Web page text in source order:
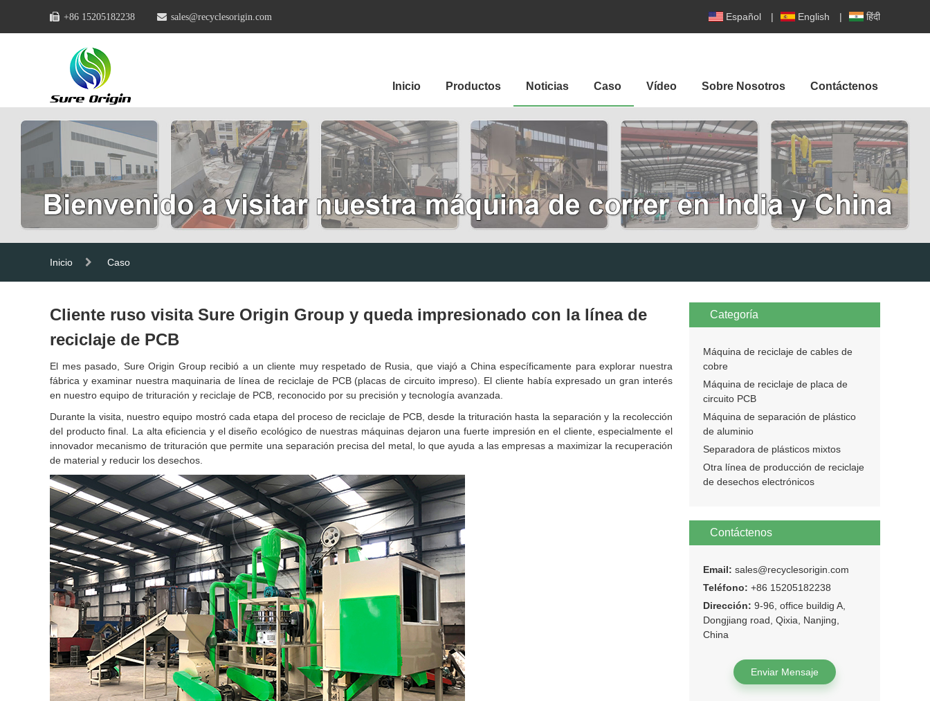
+86 15205182238 sales@recyclesorigin.com Español | English | हिंदी
Inicio Productos Noticias Caso Vídeo Sobre Nosotros Contáctenos
Inicio Caso
Cliente ruso visita Sure Origin Group y queda impresionado con la línea de
reciclaje de PCB
El mes pasado, Sure Origin Group recibió a un cliente muy respetado de Rusia, que viajó a China específicamente para explorar nuestra
fábrica y examinar nuestra maquinaria de línea de reciclaje de PCB (placas de circuito impreso). El cliente había expresado un gran interés
en nuestro equipo de trituración y reciclaje de PCB, reconocido por su precisión y tecnología avanzada.
Durante la visita, nuestro equipo mostró cada etapa del proceso de reciclaje de PCB, desde la trituración hasta la separación y la recolección
del producto final. La alta eficiencia y el diseño ecológico de nuestras máquinas dejaron una fuerte impresión en el cliente, especialmente el
innovador mecanismo de trituración que permite una separación precisa del metal, lo que ayuda a las empresas a maximizar la recuperación
de material y reducir los desechos.
Categoría
Máquina de reciclaje de cables de
cobre
Máquina de reciclaje de placa de
circuito PCB
Máquina de separación de plástico
de aluminio
Separadora de plásticos mixtos
Otra línea de producción de reciclaje
de desechos electrónicos
Contáctenos
Email: sales@recyclesorigin.com
Teléfono: +86 15205182238
Dirección: 9-96, office buildig A,
Dongjiang road, Qixia, Nanjing,
China
Enviar Mensaje